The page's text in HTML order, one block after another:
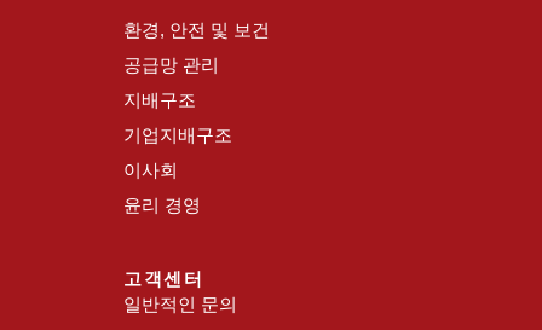
환경, 안전 및 보건
공급망 관리
지배구조
기업지배구조
이사회
윤리 경영
고객센터
일반적인 문의